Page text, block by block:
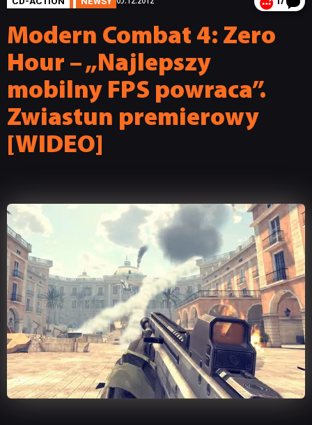
Modern Combat 4: Zero
Hour – „Najlepszy
mobilny FPS powraca”.
Zwiastun premierowy
[WIDEO]